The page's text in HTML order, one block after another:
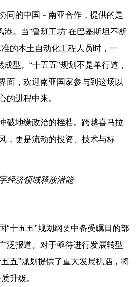
同的中国－南亚合作，提供的是
港。当“鲁班工坊”在巴基斯坦不断
的本土自动化工程人员时，一
成型。“十五五”规划不是单行道，
面，欢迎南亚国家参与到这场以
的进程中来。
破地缘政治的桎梏。跨越喜马拉
，更是流动的投资、技术与标
经济领域释放潜能
“十五五”规划纲要中备受瞩目的部
泛报道。对于亟待进行发展转型
五”规划提供了重大发展机遇，将
升级。